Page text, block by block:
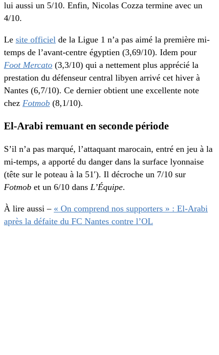
lui aussi un 5/10. Enfin, Nicolas Cozza termine avec un
4/10.
Le site officiel de la Ligue 1 n’a pas aimé la première mi-
temps de l’avant-centre égyptien (3,69/10). Idem pour
Foot Mercato (3,3/10) qui a nettement plus apprécié la
prestation du défenseur central libyen arrivé cet hiver à
Nantes (6,7/10). Ce dernier obtient une excellente note
chez Fotmob (8,1/10).
El-Arabi remuant en seconde période
S’il n’a pas marqué, l’attaquant marocain, entré en jeu à la
mi-temps, a apporté du danger dans la surface lyonnaise
(tête sur le poteau à la 51′). Il décroche un 7/10 sur
Fotmob et un 6/10 dans L’Équipe.
À lire aussi – « On comprend nos supporters » : El-Arabi
après la défaite du FC Nantes contre l’OL